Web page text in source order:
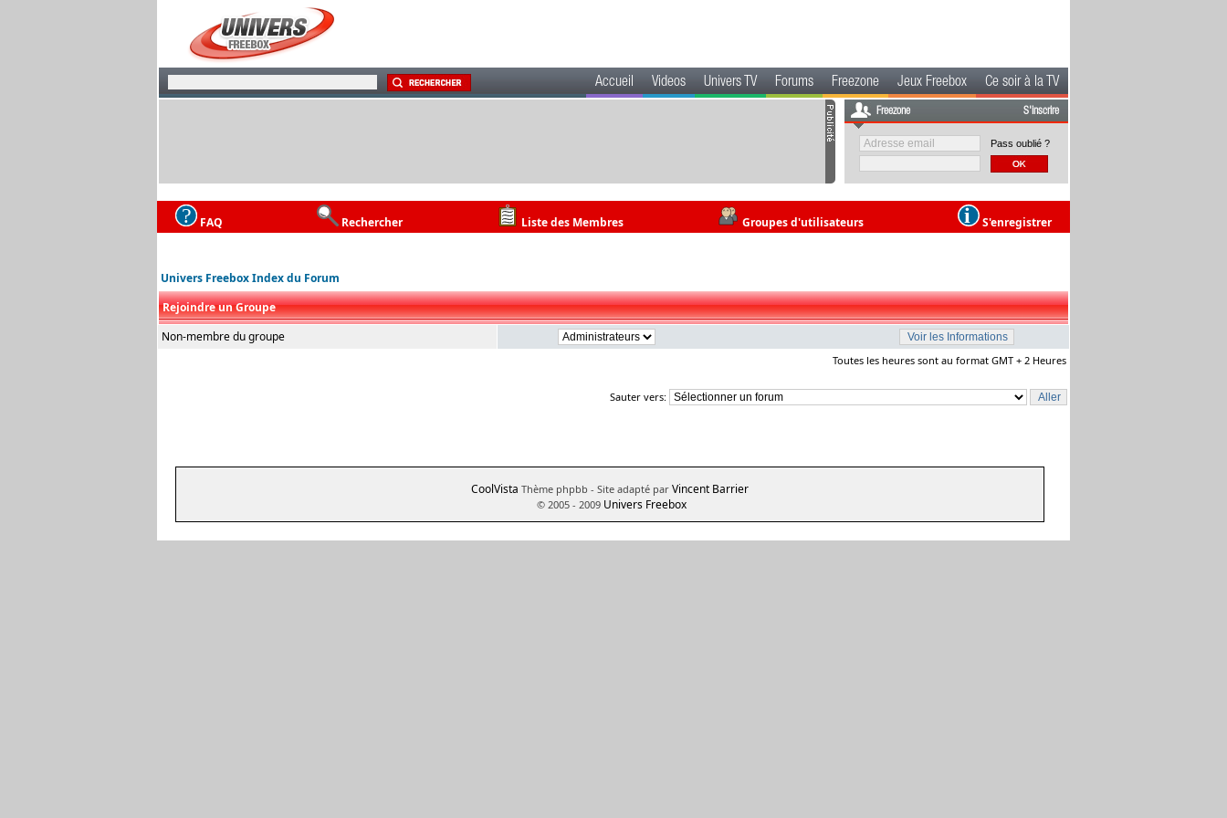
Accueil Videos Univers TV Forums Freezone Jeux Freebox Ce soir à la TV
Freezone S'inscrire
Pass oublié ?
FAQ Rechercher Liste des Membres Groupes d'utilisateurs S'enregistrer
Univers Freebox Index du Forum
Rejoindre un Groupe
Non-membre du groupe
Toutes les heures sont au format GMT + 2 Heures
Sauter vers:
CoolVista Thème phpbb - Site adapté par Vincent Barrier
© 2005 - 2009 Univers Freebox